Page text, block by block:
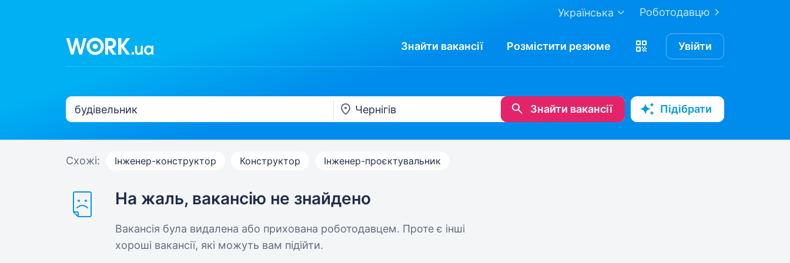
Роботодавцю
Українська
Знайти вакансії Розмістити резюме Увійти
Знайти вакансії Підібрати
Схожі: Інженер-конструктор Конструктор Інженер-проєктувальник
На жаль, вакансію не знайдено
Вакансія була видалена або прихована роботодавцем. Проте є інші
хороші вакансії, які можуть вам підійти.